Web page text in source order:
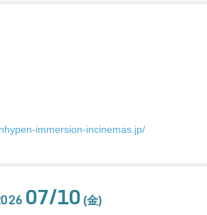
immersion-incinemas.jp/
07/10 (金)